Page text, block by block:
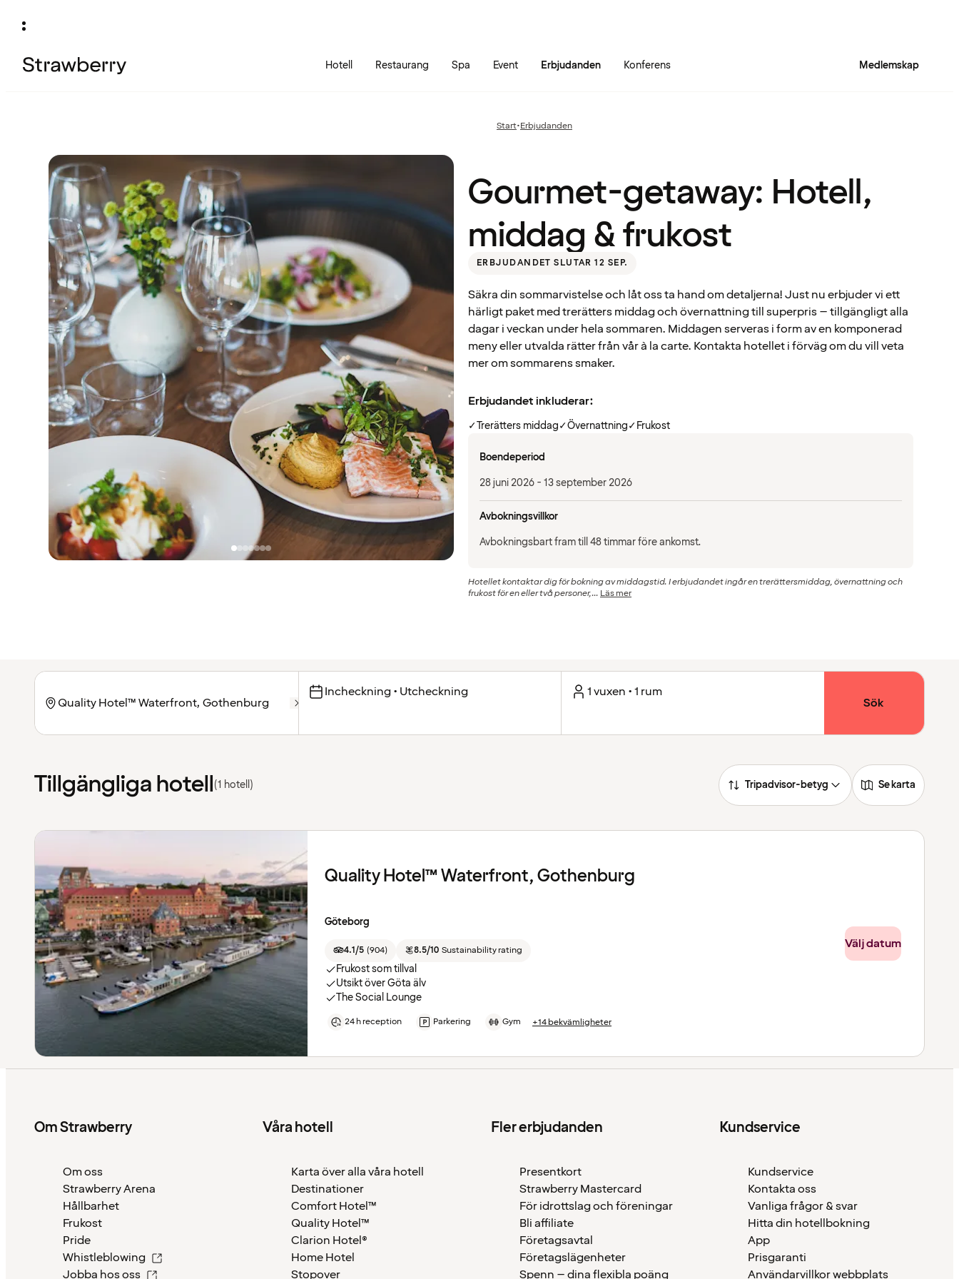
Hotell Restaurang Spa Event Erbjudanden Konferens Medlemskap
Start•Föregående
Erbjudanden
Hotell,
Gourmet-getaway: Hotell,
middag & frukost
ERBJUDANDET SLUTAR 12 SEP.
Säkra din sommarvistelse och låt oss ta hand om detaljerna! Just nu erbjuder vi ett
härligt paket med trerätters middag och övernattning till superpris – tillgängligt alla
dagar i veckan under hela sommaren. Middagen serveras i form av en komponerad
meny eller utvalda rätter från vår à la carte. Kontakta hotellet i förväg om du vill veta
mer om sommarens smaker.
Erbjudandet inkluderar:
✓Trerätters middag✓Övernattning✓Frukost
Boendeperiod
28 juni 2026 - 13 september 2026
Avbokningsvillkor
Avbokningsbart fram till 48 timmar före ankomst.
Hotellet kontaktar dig för bokning av middagstid. I erbjudandet ingår en trerättersmiddag, övernattning och
frukost för en eller två personer,... Läs mer
Incheckning • Utcheckning 1 vuxen • 1 rum
Sök
Tillgängliga hotell(1 hotell) Tripadvisor-betyg Se karta
Quality Hotel™ Waterfront, Gothenburg
Göteborg
4.1/5 (904) 8.5/10 Sustainability rating
Frukost som tillval
Utsikt över Göta älv
The Social Lounge
24 h reception Parkering Gym +14 bekvämligheter
Välj datum
Om Strawberry
Om oss
Strawberry Arena
Hållbarhet
Frukost
Pride
Whistleblowing
Jobba hos oss
Våra hotell
Karta över alla våra hotell
Destinationer
Comfort Hotel™
Quality Hotel™
Clarion Hotel®
Home Hotel
Stopover
Fler erbjudanden
Presentkort
Strawberry Mastercard
För idrottslag och föreningar
Bli affiliate
Företagsavtal
Företagslägenheter
Spenn – dina flexibla poäng
Kundservice
Kundservice
Kontakta oss
Vanliga frågor & svar
Hitta din hotellbokning
App
Prisgaranti
Användarvillkor webbplats